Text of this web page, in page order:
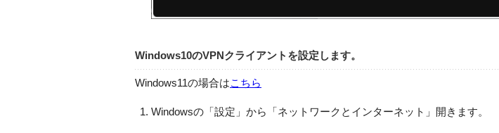
Windows10のVPNクライアントを設定します。
Windows11の場合はこちら
Windowsの「設定」から「ネットワークとインターネット」開きます。